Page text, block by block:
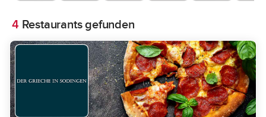
4 Restaurants gefunden